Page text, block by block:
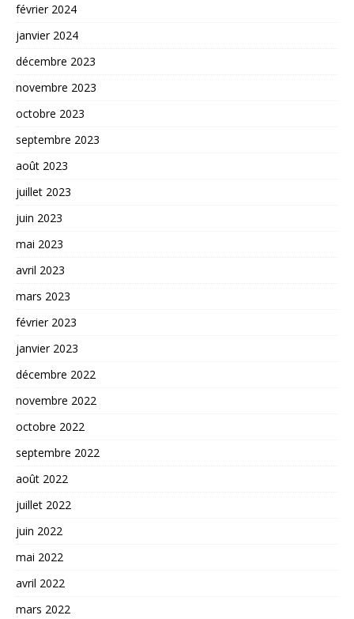
février 2024
janvier 2024
décembre 2023
novembre 2023
octobre 2023
septembre 2023
août 2023
juillet 2023
juin 2023
mai 2023
avril 2023
mars 2023
février 2023
janvier 2023
décembre 2022
novembre 2022
octobre 2022
septembre 2022
août 2022
juillet 2022
juin 2022
mai 2022
avril 2022
mars 2022